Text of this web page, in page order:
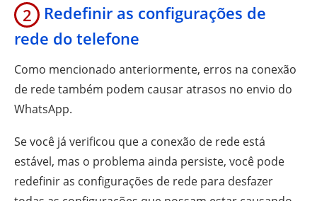
2
Redefinir as configurações de
rede do telefone
Como mencionado anteriormente, erros na conexão
de rede também podem causar atrasos no envio do
WhatsApp.
Se você já verificou que a conexão de rede está
estável, mas o problema ainda persiste, você pode
redefinir as configurações de rede para desfazer